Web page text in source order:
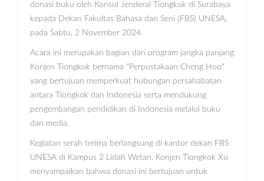
donasi buku oleh Konsul Jenderal Tiongkok di Surabaya
kepada Dekan Fakultas Bahasa dan Seni (FBS) UNESA,
pada Sabtu, 2 November 2024.
Acara ini merupakan bagian dari program jangka panjang
Konjen Tiongkok bernama "Perpustakaan Cheng Hoo"
yang bertujuan memperkuat hubungan persahabatan
antara Tiongkok dan Indonesia serta mendukung
pengembangan pendidikan di Indonesia melalui buku
dan media.
Kegiatan serah terima berlangsung di kantor dekan FBS
UNESA di Kampus 2 Lidah Wetan. Konjen Tiongkok Xu
menyampaikan bahwa donasi ini bertujuan untuk